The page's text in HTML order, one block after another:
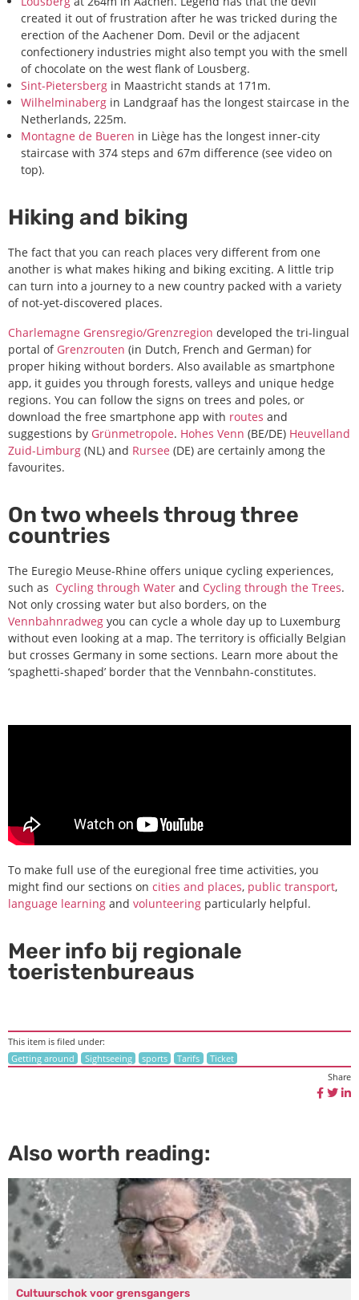
created it out of frustration after he was tricked during the
erection of the Aachener Dom. Devil or the adjacent
confectionery industries might also tempt you with the smell
of chocolate on the west flank of Lousberg.
Sint-Pietersberg in Maastricht stands at 171m.
Wilhelminaberg in Landgraaf has the longest staircase in the
Netherlands, 225m.
Montagne de Bueren in Liège has the longest inner-city
staircase with 374 steps and 67m difference (see video on
top).
Hiking and biking
The fact that you can reach places very different from one
another is what makes hiking and biking exciting. A little trip
can turn into a journey to a new country packed with a variety
of not-yet-discovered places.
Charlemagne Grensregio/Grenzregion developed the tri-lingual
portal of Grenzrouten (in Dutch, French and German) for
proper hiking without borders. Also available as smartphone
app, it guides you through forests, valleys and unique hedge
regions. You can follow the signs on trees and poles, or
download the free smartphone app with routes and
suggestions by Grünmetropole. Hohes Venn (BE/DE) Heuvelland
Zuid-Limburg (NL) and Rursee (DE) are certainly among the
favourites.
On two wheels throug three
countries
The Euregio Meuse-Rhine offers unique cycling experiences,
such as Cycling through Water and Cycling through the Trees.
Not only crossing water but also borders, on the
Vennbahnradweg you can cycle a whole day up to Luxemburg
without even looking at a map. The territory is officially Belgian
but crosses Germany in some sections. Learn more about the
‘spaghetti-shaped’ border that the Vennbahn-constitutes.
To make full use of the euregional free time activities, you
might find our sections on cities and places, public transport,
language learning and volunteering particularly helpful.
Meer info bij regionale
toeristenbureaus
This item is filed under:
Getting around Sightseeing sports Tarifs Ticket
Share
Also worth reading:
Cultuurschok voor grensgangers